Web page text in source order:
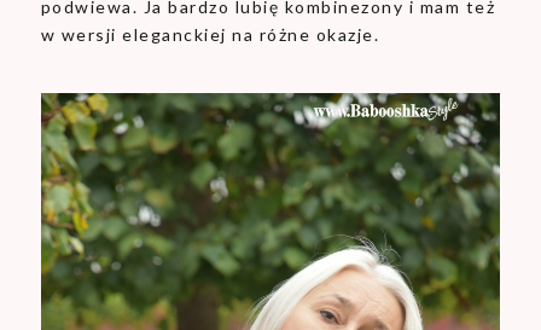
podwiewa. Ja bardzo lubię kombinezony i mam też
w wersji eleganckiej na różne okazje.